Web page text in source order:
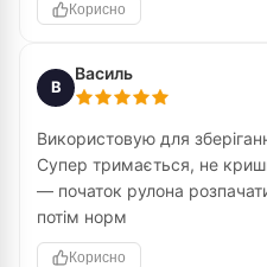
Корисно
В
Василь
Використовую для
Супер тримається, не
— початок рулона
потім норм
Корисно